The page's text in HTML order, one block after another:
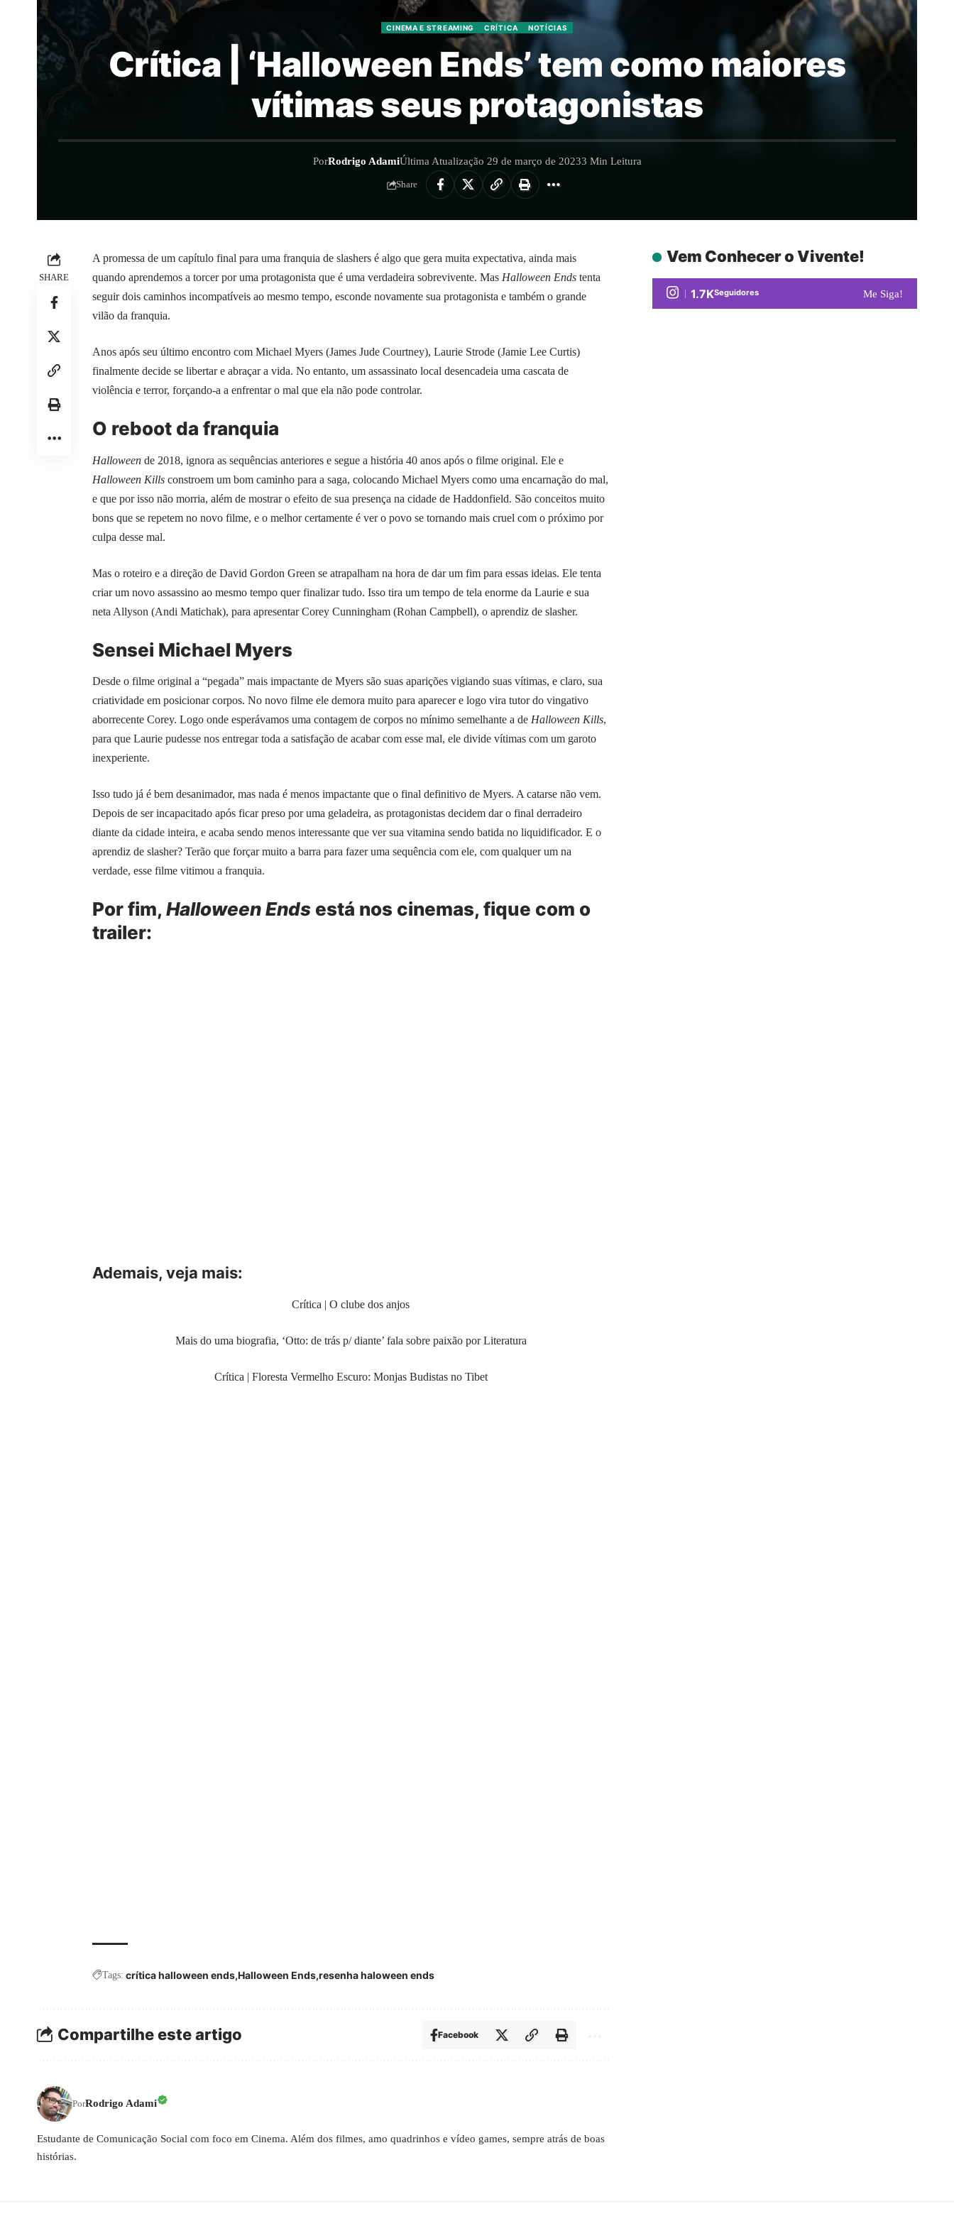
CINEMA E STREAMING CRÍTICA NOTÍCIAS
Crítica | ‘Halloween Ends’ tem como maiores
vítimas seus protagonistas
PorRodrigo AdamiÚltima Atualização 29 de março de 20233 Min Leitura
Share
SHARE
A promessa de um capítulo final para uma franquia de slashers é algo que gera muita expectativa, ainda mais
quando aprendemos a torcer por uma protagonista que é uma verdadeira sobrevivente. Mas Halloween Ends tenta
seguir dois caminhos incompatíveis ao mesmo tempo, esconde novamente sua protagonista e também o grande
vilão da franquia.
Anos após seu último encontro com Michael Myers (James Jude Courtney), Laurie Strode (Jamie Lee Curtis)
finalmente decide se libertar e abraçar a vida. No entanto, um assassinato local desencadeia uma cascata de
violência e terror, forçando-a a enfrentar o mal que ela não pode controlar.
O reboot da franquia
Halloween de 2018, ignora as sequências anteriores e segue a história 40 anos após o filme original. Ele e
Halloween Kills constroem um bom caminho para a saga, colocando Michael Myers como uma encarnação do mal,
e que por isso não morria, além de mostrar o efeito de sua presença na cidade de Haddonfield. São conceitos muito
bons que se repetem no novo filme, e o melhor certamente é ver o povo se tornando mais cruel com o próximo por
culpa desse mal.
Mas o roteiro e a direção de David Gordon Green se atrapalham na hora de dar um fim para essas ideias. Ele tenta
criar um novo assassino ao mesmo tempo quer finalizar tudo. Isso tira um tempo de tela enorme da Laurie e sua
neta Allyson (Andi Matichak), para apresentar Corey Cunningham (Rohan Campbell), o aprendiz de slasher.
Sensei Michael Myers
Desde o filme original a “pegada” mais impactante de Myers são suas aparições vigiando suas vítimas, e claro, sua
criatividade em posicionar corpos. No novo filme ele demora muito para aparecer e logo vira tutor do vingativo
aborrecente Corey. Logo onde esperávamos uma contagem de corpos no mínimo semelhante a de Halloween Kills,
para que Laurie pudesse nos entregar toda a satisfação de acabar com esse mal, ele divide vítimas com um garoto
inexperiente.
Isso tudo já é bem desanimador, mas nada é menos impactante que o final definitivo de Myers. A catarse não vem.
Depois de ser incapacitado após ficar preso por uma geladeira, as protagonistas decidem dar o final derradeiro
diante da cidade inteira, e acaba sendo menos interessante que ver sua vitamina sendo batida no liquidificador. E o
aprendiz de slasher? Terão que forçar muito a barra para fazer uma sequência com ele, com qualquer um na
verdade, esse filme vitimou a franquia.
Por fim, Halloween Ends está nos cinemas, fique com o
trailer:
Ademais, veja mais:
Crítica | O clube dos anjos
Mais do uma biografia, ‘Otto: de trás p/ diante’ fala sobre paixão por Literatura
Crítica | Floresta Vermelho Escuro: Monjas Budistas no Tibet
Tags: crítica halloween ends Halloween Ends resenha haloween ends
Compartilhe este artigo Facebook
PorRodrigo Adami
Estudante de Comunicação Social com foco em Cinema. Além dos filmes, amo quadrinhos e vídeo games, sempre atrás de boas
histórias.
Vem Conhecer o Vivente!
1.7KSeguidores Me Siga!